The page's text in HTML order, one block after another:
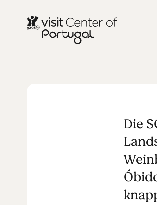
SÓISDie